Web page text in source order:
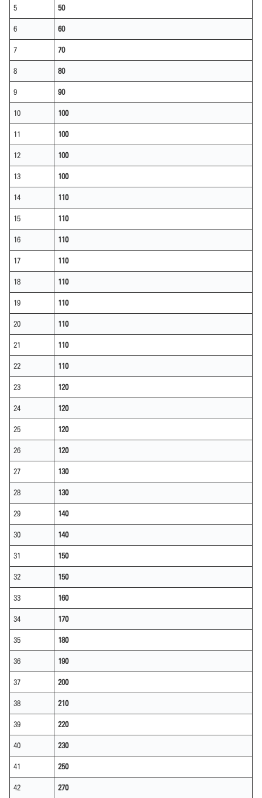
5 50
6 60
7 70
8 80
9 90
10 100
11 100
12 100
13 100
14 110
15 110
16 110
17 110
18 110
19 110
20 110
21 110
22 110
23 120
24 120
25 120
26 120
27 130
28 130
29 140
30 140
31 150
32 150
33 160
34 170
35 180
36 190
37 200
38 210
39 220
40 230
41 250
42 270